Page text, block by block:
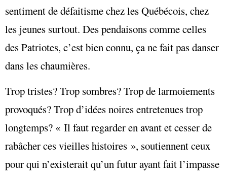
sentiment de défaitisme chez les Québécois, chez
les jeunes surtout. Des pendaisons comme celles
des Patriotes, c’est bien connu, ça ne fait pas danser
dans les chaumières.
Trop tristes? Trop sombres? Trop de larmoiements
provoqués? Trop d’idées noires entretenues trop
longtemps? « Il faut regarder en avant et cesser de
rabâcher ces vieilles histoires », soutiennent ceux
pour qui n’existerait qu’un futur ayant fait l’impasse